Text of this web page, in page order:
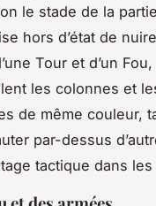
le stade de la
hors d’état de
Tour et d’un
les colonnes et
de même couleur,
par-dessus
tactique dans